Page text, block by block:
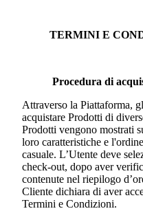
TERMINI E
Procedura di
Attraverso la Piattaforma,
acquistare Prodotti di
Prodotti vengono mostrati
loro caratteristiche e
casuale. L’Utente deve
check-out, dopo aver
contenute nel riepilogo
Cliente dichiara di aver
Termini e Condizioni.